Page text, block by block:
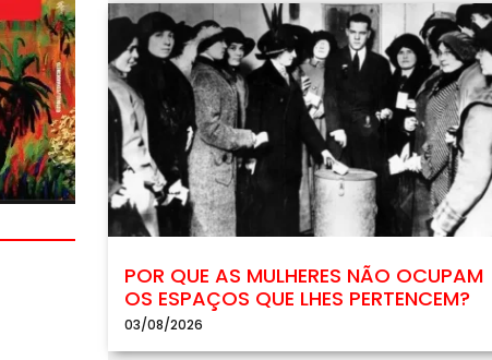
POR QUE AS MULHERES NÃO OCUPAM
OS ESPAÇOS QUE LHES PERTENCEM?
03/08/2026